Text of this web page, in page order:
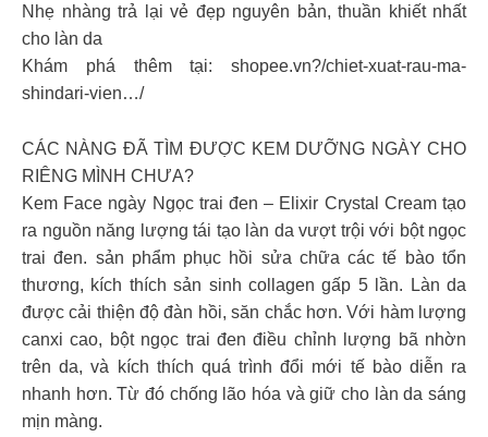
Nhẹ nhàng trả lại vẻ đẹp nguyên bản, thuần khiết nhất
cho làn da
Khám phá thêm tại: shopee.vn?/chiet-xuat-rau-ma-
shindari-vien…/
CÁC NÀNG ĐÃ TÌM ĐƯỢC KEM DƯỠNG NGÀY CHO
RIÊNG MÌNH CHƯA?
Kem Face ngày Ngọc trai đen – Elixir Crystal Cream tạo
ra nguồn năng lượng tái tạo làn da vượt trội với bột ngọc
trai đen. sản phẩm phục hồi sửa chữa các tế bào tổn
thương, kích thích sản sinh collagen gấp 5 lần. Làn da
được cải thiện độ đàn hồi, săn chắc hơn. Với hàm lượng
canxi cao, bột ngọc trai đen điều chỉnh lượng bã nhờn
trên da, và kích thích quá trình đổi mới tế bào diễn ra
nhanh hơn. Từ đó chống lão hóa và giữ cho làn da sáng
mịn màng.